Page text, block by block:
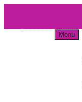
content
Menu